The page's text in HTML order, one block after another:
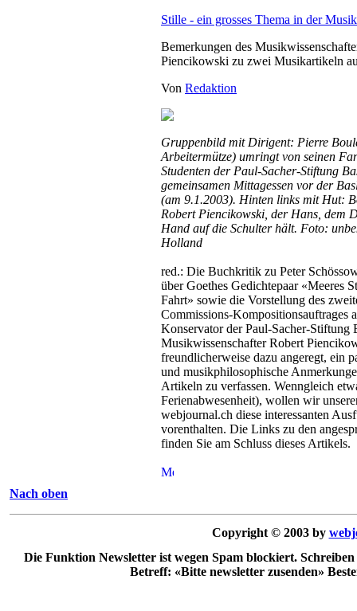
Stille - ein grosses Thema in der Musik
Bemerkungen des
Piencikowski zu zwei Musikartikeln
Von Redaktion
Gruppenbild mit Dirigent: Pierre
Arbeitermütze) umringt von seinen
Studenten der Paul-Sacher-Stiftung
gemeinsamen Mittagessen vor der
(am 9.1.2003). Hinten links mit Hut:
Robert Piencikowski, der Hans, dem
Hand auf die Schulter hält. Foto:
Holland
red.: Die Buchkritik zu Peter
über Goethes Gedichtepaar «Meeres
Fahrt» sowie die Vorstellung des
Commissions-Kompositionsauftrages
Konservator der Paul-Sacher-Stiftung
Musikwissenschafter Robert
freundlicherweise dazu angeregt, ein
und musikphilosophische
Artikeln zu verfassen. Wenngleich
Ferienabwesenheit), wollen wir
webjournal.ch diese interessanten
vorenthalten. Die Links zu den
finden Sie am Schluss dieses Artikels.
Nach oben
Copyright © 2003 by
Die Funktion Newsletter ist wegen Spam blockiert.
Betreff: «Bitte newsletter zusenden»